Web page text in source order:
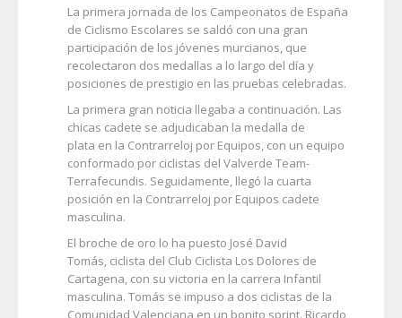
La primera jornada de los Campeonatos de España
de Ciclismo Escolares se saldó con una gran
participación de los jóvenes murcianos, que
recolectaron dos medallas a lo largo del día y
posiciones de prestigio en las pruebas celebradas.
La primera gran noticia llegaba a continuación. Las
chicas cadete se adjudicaban la medalla de
plata en la Contrarreloj por Equipos, con un equipo
conformado por ciclistas del Valverde Team-
Terrafecundis. Seguidamente, llegó la cuarta
posición en la Contrarreloj por Equipos cadete
masculina.
El broche de oro lo ha puesto José David
Tomás, ciclista del Club Ciclista Los Dolores de
Cartagena, con su victoria en la carrera Infantil
masculina. Tomás se impuso a dos ciclistas de la
Comunidad Valenciana en un bonito sprint. Ricardo